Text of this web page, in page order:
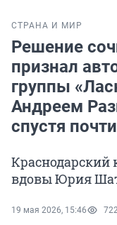
СТРАНА И МИР
Решение
признал
группы
Андреем
спустя
Краснодарский
вдовы Юрия
19 мая 2026, 15:46